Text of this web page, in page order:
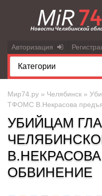
Авторизация
Мир74.ру » Челябинск »
ТФОМС В.Некрасова
УБИЙЦАМ
ОБВИНЕНИЕ